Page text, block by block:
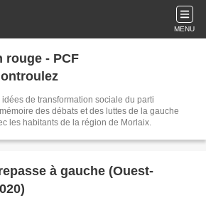
MENU
rouge - PCF
de transformation sociale du parti
avec les habitants de la région de Morlaix.
à gauche (Ouest-